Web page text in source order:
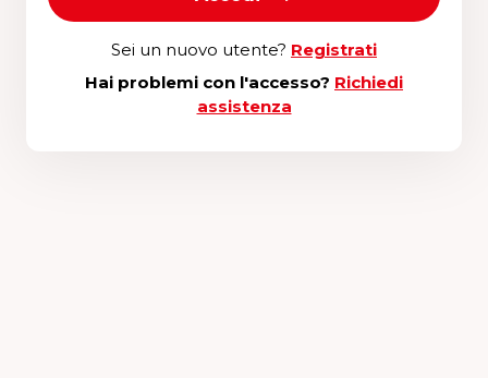
Sei un nuovo utente? Registrati
Hai problemi con l'accesso? Richiedi
assistenza